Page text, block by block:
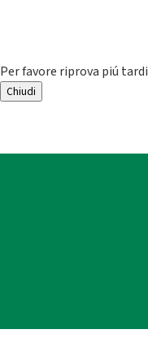
Per favore riprova piú tardi
Chiudi